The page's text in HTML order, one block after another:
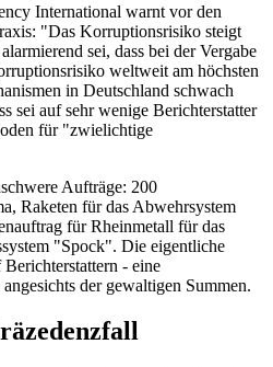
International warnt vor den
"Das Korruptionsrisiko steigt
sei, dass bei der Vergabe
weltweit am höchsten
in Deutschland schwach
sei auf sehr wenige Berichterstatter
für "zwielichtige
Aufträge: 200
Raketen für das Abwehrsystem
für Rheinmetall für das
"Spock". Die eigentliche
- eine
der gewaltigen Summen.